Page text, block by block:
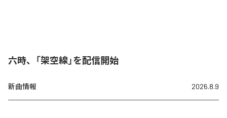
六時、「架空線」を配信開始
新曲情報 2026.8.9